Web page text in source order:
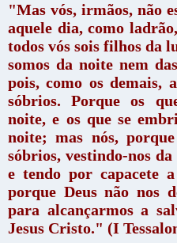
"Mas vós, irmãos, não
aquele dia, como
todos vós sois filhos da
somos da noite nem
pois, como os demais,
sóbrios. Porque os
noite, e os que se
noite; mas nós,
sóbrios, vestindo-nos
e tendo por capacete
porque Deus não nos
para alcançarmos a
Jesus Cristo." (I